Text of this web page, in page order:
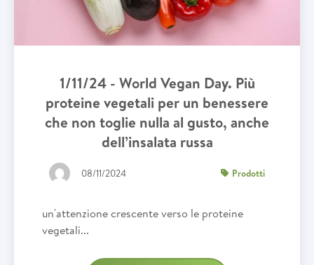
1/11/24 - World Vegan Day. Più
proteine vegetali per un benessere
che non toglie nulla al gusto, anche
dell’insalata russa
08/11/2024 Prodotti
un'attenzione crescente verso le proteine
vegetali...